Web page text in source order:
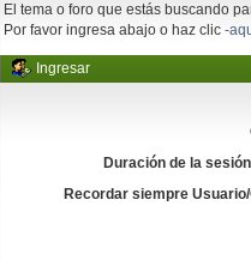
El tema o foro que estás buscando
Por favor ingresa abajo o haz clic-
Ingresar
Duración de la
Recordar siempre